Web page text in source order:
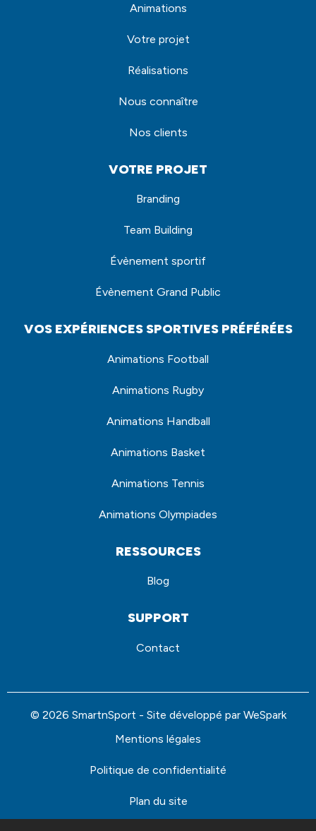
Animations
Votre projet
Réalisations
Nous connaître
Nos clients
VOTRE PROJET
Branding
Team Building
Évènement sportif
Évènement Grand Public
VOS EXPÉRIENCES SPORTIVES PRÉFÉRÉES
Animations Football
Animations Rugby
Animations Handball
Animations Basket
Animations Tennis
Animations Olympiades
RESSOURCES
Blog
SUPPORT
Contact
© 2026 SmartnSport - Site développé par WeSpark
Mentions légales
Politique de confidentialité
Plan du site